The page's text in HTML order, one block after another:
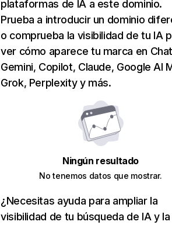
plataformas de IA a este dominio.
Prueba a introducir un dominio
o comprueba la visibilidad de tu IA
ver cómo aparece tu marca en
Gemini, Copilot, Claude, Google AI
Grok, Perplexity y más.
Ningún resultado
No tenemos datos que mostrar.
¿Necesitas ayuda para ampliar la
visibilidad de tu búsqueda de IA y la